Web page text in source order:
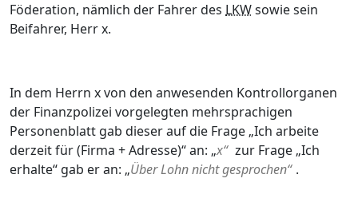
Föderation, nämlich der Fahrer des LKWsowie sein
Beifahrer, Herr x.
In dem Herrn x von den anwesenden Kontrollorganen
der Finanzpolizei vorgelegten mehrsprachigen
Personenblatt gab dieser auf die Frage „Ich arbeite
derzeit für (Firma + Adresse)“ an: „x“ zur Frage „Ich
erhalte“ gab er an: „Über Lohn nicht gesprochen“ .